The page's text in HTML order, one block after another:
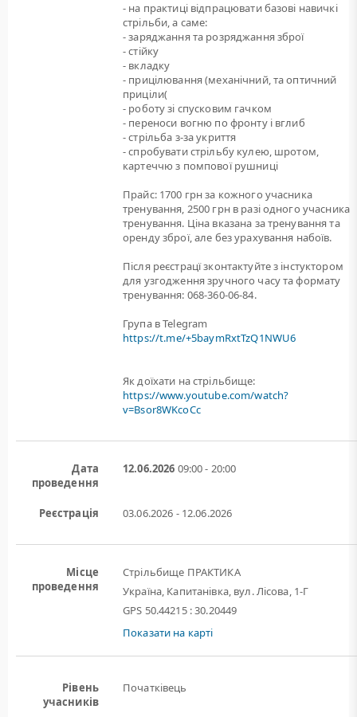
- на практиці відпрацювати базові навичкі
стрільби, а саме:
- заряджання та розряджання зброї
- стійку
- вкладку
- прицілювання (механічний, та оптичний
приціли(
- роботу зі спусковим гачком
- переноси вогню по фронту і вглиб
- стрільба з-за укриття
- спробувати стрільбу кулею, шротом,
картеччю з помпової рушниці
Прайс: 1700 грн за кожного учасника
тренування, 2500 грн в разі одного учасника
тренування. Ціна вказана за тренування та
оренду зброї, але без урахування набоїв.
Після реєстрацї зконтактуйте з інстуктором
для узгодження зручного часу та формату
тренування: 068-360-06-84.
Група в Telegram
https://t.me/+5baymRxtTzQ1NWU6
Як доїхати на стрільбище:
https://www.youtube.com/watch?
v=Bsor8WKcoCc
Дата
проведення
12.06.2026 09:00 - 20:00
Реєстрація 03.06.2026 - 12.06.2026
Місце
проведення
Стрільбище ПРАКТИКА
Україна, Капитанівка, вул. Лісова, 1-Г
GPS 50.44215 : 30.20449
Показати на карті
Рівень
учасників
Початківець